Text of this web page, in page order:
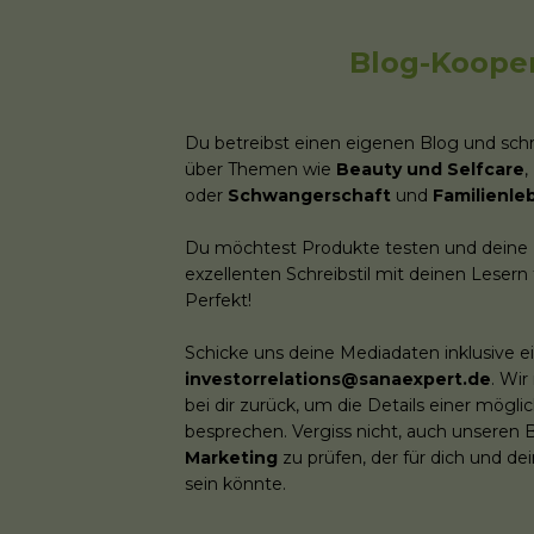
Blog-
Du betreibst einen eigenen Blog und
über Themen wie Beauty und Selfcare,
oder Schwangerschaft und
Du möchtest Produkte testen und deine
exzellenten Schreibstil mit deinen
Perfekt!
Schicke uns deine Mediadaten inklusive
investorrelations@sanaexpert.de.
bei dir zurück, um die Details einer
besprechen. Vergiss nicht, auch unseren
Marketing zu prüfen, der für dich und
sein könnte.